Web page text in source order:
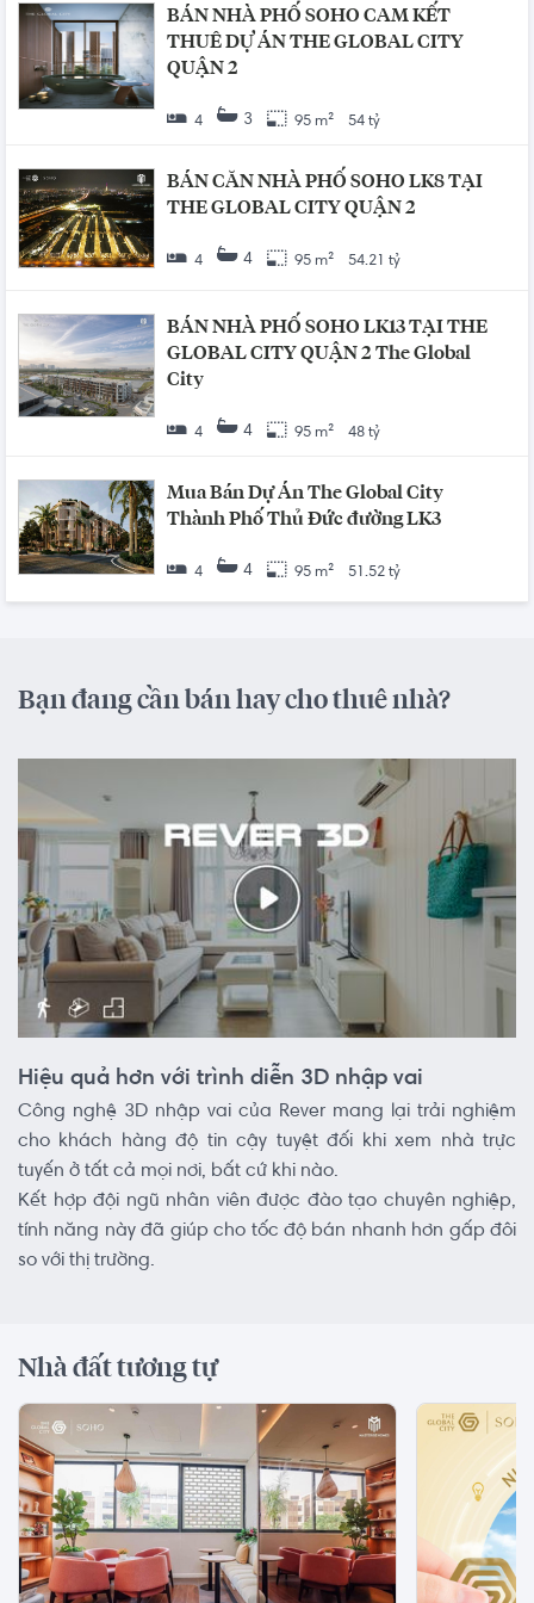
BÁN NHÀ PHỐ SOHO CAM KẾT
THUÊ DỰ ÁN THE GLOBAL CITY
QUẬN 2
4 3 95 m² 54 tỷ
BÁN CĂN NHÀ PHỐ SOHO LK8 TẠI
THE GLOBAL CITY QUẬN 2
4 4 95 m² 54.21 tỷ
BÁN NHÀ PHỐ SOHO LK13 TẠI THE
GLOBAL CITY QUẬN 2 The Global
City
4 4 95 m² 48 tỷ
Mua Bán Dự Án The Global City
Thành Phố Thủ Đức đường LK3
4 4 95 m² 51.52 tỷ
Bạn đang cần bán hay cho thuê nhà?
Hiệu quả hơn với trình diễn 3D nhập vai
Công nghệ 3D nhập vai của Rever mang lại trải nghiệm
cho khách hàng độ tin cậy tuyệt đối khi xem nhà trực
tuyến ở tất cả mọi nơi, bất cứ khi nào.
Kết hợp đội ngũ nhân viên được đào tạo chuyên nghiệp,
tính năng này đã giúp cho tốc độ bán nhanh hơn gấp đôi
so với thị trường.
Nhà đất tương tự